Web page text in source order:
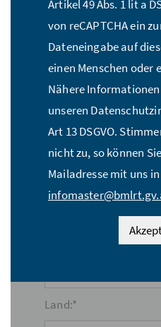
Artikel 49 Abs. 1 lit a
von reCAPTCHA ein
Dateneingabe auf
einen Menschen
Nähere
unseren
Art 13 DSGVO.
nicht zu, so können
Mailadresse mit uns
E-Mail Adresse:*
PLZ:*
Land:*